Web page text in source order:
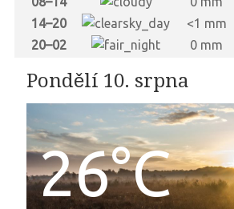
14–20
<1 mm
20–02
0 mm
Pondělí 10. srpna
26°C